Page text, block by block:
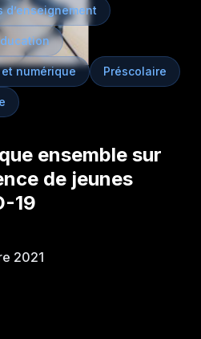
numérique Préscolaire
ensemble sur
de jeunes
19
2021